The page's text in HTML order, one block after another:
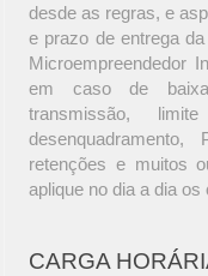
desde as regras, e
e prazo de entrega
Microempreendedor
em caso de
transmissão,
retenções e muitos
aplique no dia a dia
CARGA